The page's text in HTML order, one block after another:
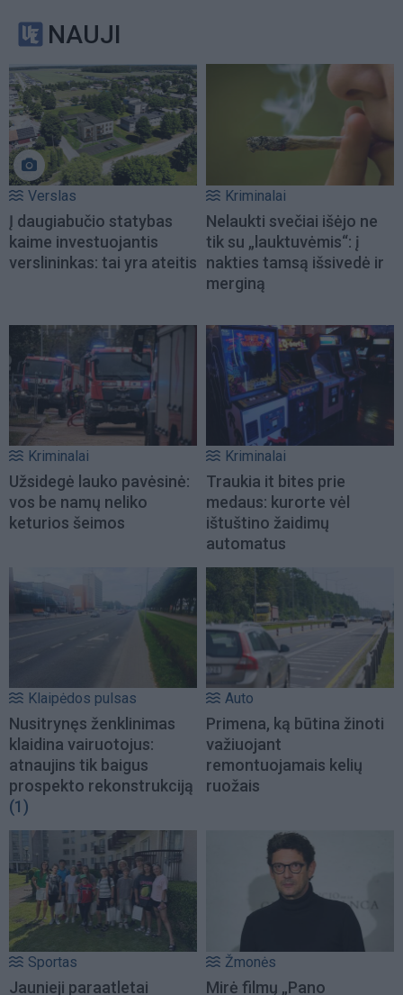
NAUJI
Verslas
Į daugiabučio statybas
kaime investuojantis
verslininkas: tai yra ateitis
Kriminalai
Nelaukti svečiai išėjo ne
tik su „lauktuvėmis“: į
nakties tamsą išsivedė ir
merginą
Kriminalai
Užsidegė lauko pavėsinė:
vos be namų neliko
keturios šeimos
Kriminalai
Traukia it bites prie
medaus: kurorte vėl
ištuštino žaidimų
automatus
Klaipėdos pulsas
Nusitrynęs ženklinimas
klaidina vairuotojus:
atnaujins tik baigus
prospekto rekonstrukciją
(1)
Auto
Primena, ką būtina žinoti
važiuojant
remontuojamais kelių
ruožais
Sportas
Jaunieji paraatletai
Žmonės
Mirė filmų „Pano